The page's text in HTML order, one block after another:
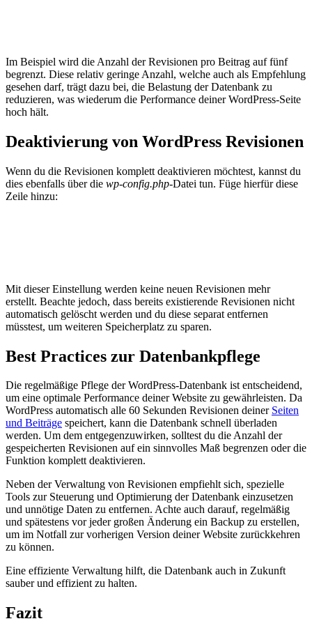
Im Beispiel wird die Anzahl der Revisionen pro Beitrag auf fünf
begrenzt. Diese relativ geringe Anzahl, welche auch als Empfehlung
gesehen darf, trägt dazu bei, die Belastung der Datenbank zu
reduzieren, was wiederum die Performance deiner WordPress-Seite
hoch hält.
Deaktivierung von WordPress Revisionen
Wenn du die Revisionen komplett deaktivieren möchtest, kannst du
dies ebenfalls über die wp-config.php-Datei tun. Füge hierfür diese
Zeile hinzu:
Mit dieser Einstellung werden keine neuen Revisionen mehr
erstellt. Beachte jedoch, dass bereits existierende Revisionen nicht
automatisch gelöscht werden und du diese separat entfernen
müsstest, um weiteren Speicherplatz zu sparen.
Best Practices zur Datenbankpflege
Die regelmäßige Pflege der WordPress-Datenbank ist entscheidend,
um eine optimale Performance deiner Website zu gewährleisten. Da
WordPress automatisch alle 60 Sekunden Revisionen deiner Seiten
und Beiträge speichert, kann die Datenbank schnell überladen
werden. Um dem entgegenzuwirken, solltest du die Anzahl der
gespeicherten Revisionen auf ein sinnvolles Maß begrenzen oder die
Funktion komplett deaktivieren.
Neben der Verwaltung von Revisionen empfiehlt sich, spezielle
Tools zur Steuerung und Optimierung der Datenbank einzusetzen
und unnötige Daten zu entfernen. Achte auch darauf, regelmäßig
und spätestens vor jeder großen Änderung ein Backup zu erstellen,
um im Notfall zur vorherigen Version deiner Website zurückkehren
zu können.
Eine effiziente Verwaltung hilft, die Datenbank auch in Zukunft
sauber und effizient zu halten.
Fazit